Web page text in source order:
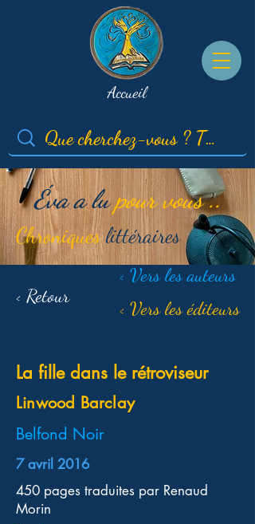
Accueil
Éva a lupour vous ..
Chroniqueslittéraires
< Retour
< Vers les auteurs
< Vers les éditeurs
La fille dans le rétroviseur
Linwood Barclay
Belfond Noir
7 avril 2016
450 pages traduites par Renaud
Morin